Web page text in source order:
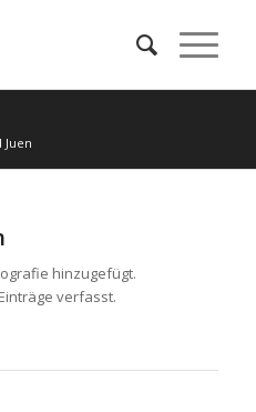
Juen
hinzugefügt.
verfasst.